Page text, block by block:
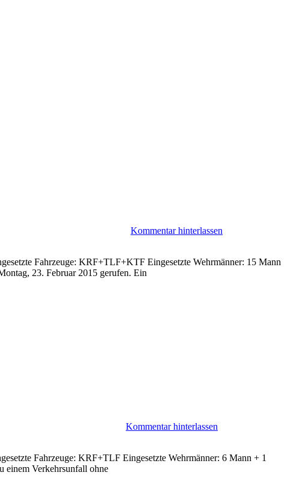
Kommentar hinterlassen
Fahrzeuge: KRF+TLF+KTF Eingesetzte Wehrmänner: 15 Mann
23. Februar 2015 gerufen. Ein
Kommentar hinterlassen
Fahrzeuge: KRF+TLF Eingesetzte Wehrmänner: 6 Mann + 1
einem Verkehrsunfall ohne